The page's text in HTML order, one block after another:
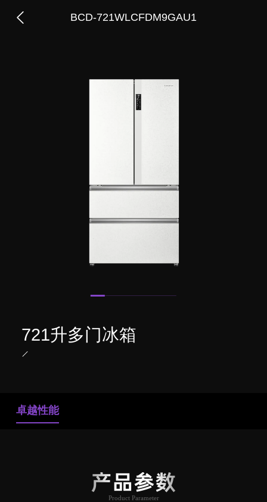
BCD-721WLCFDM9GAU1
721升多门冰箱
卓越性能
产品参数
Product Parameter